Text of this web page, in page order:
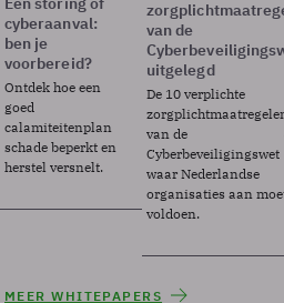
cyberaanval:
ben je
voorbereid?
Ontdek hoe een
goed
calamiteitenplan
schade beperkt en
herstel versnelt.
van de
uitgelegd
De 10 verplichte
zorgplichtmaatregelen
van de
Cyberbeveiligingswet
waar Nederlandse
organisaties aan
voldoen.
MEER WHITEPAPERS